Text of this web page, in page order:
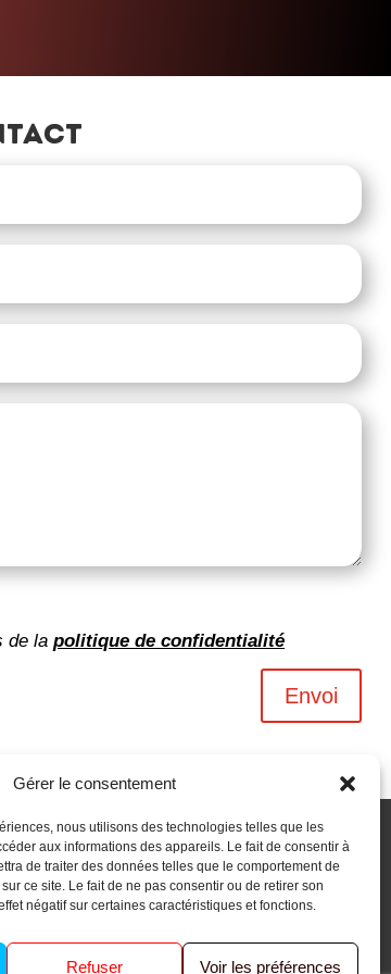
Gérer le consentement
nous utilisons des technologies telles que les
aux informations des appareils. Le fait de consentir à
de traiter des données telles que le comportement de
ce site. Le fait de ne pas consentir ou de retirer son
négatif sur certaines caractéristiques et fonctions.
Refuser Voir les préférences
de la politique de confidentialité
Envoi